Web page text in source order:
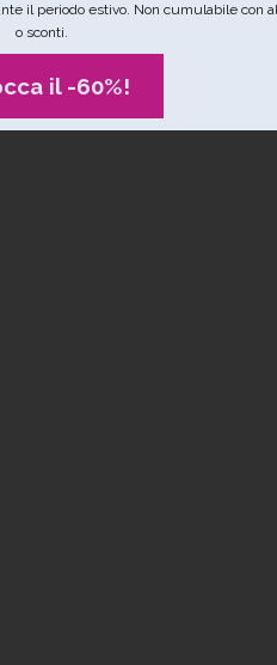
il periodo estivo. Non cumulabile con
o sconti.
il -60%!